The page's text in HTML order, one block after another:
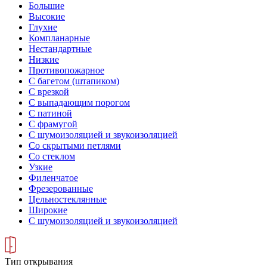
Большие
Высокие
Глухие
Компланарные
Нестандартные
Низкие
Противопожарное
С багетом (штапиком)
С врезкой
С выпадающим порогом
С патиной
С фрамугой
С шумоизоляцией и звукоизоляцией
Со скрытыми петлями
Со стеклом
Узкие
Филенчатое
Фрезерованные
Цельностеклянные
Широкие
С шумоизоляцией и звукоизоляцией
Тип открывания